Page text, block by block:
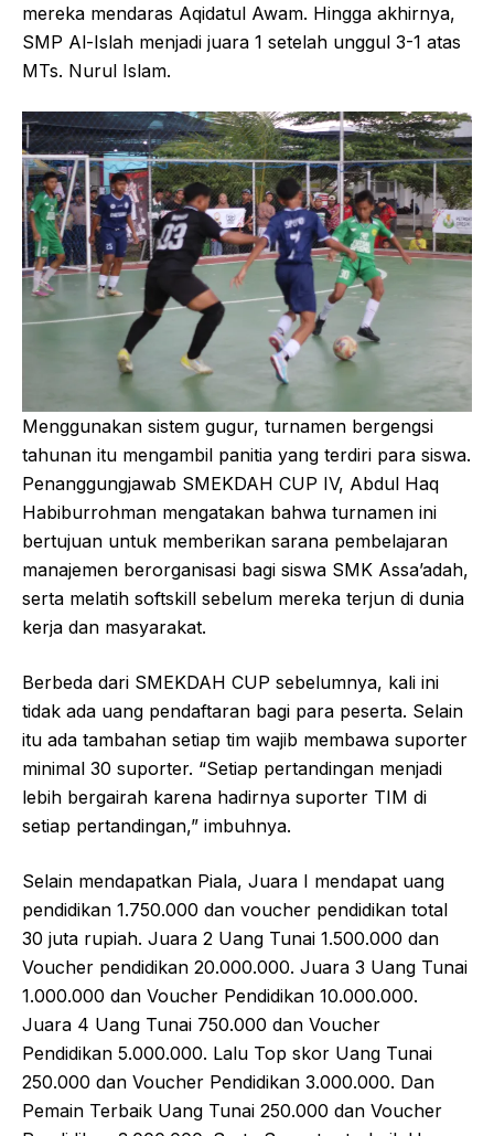
mereka mendaras Aqidatul Awam. Hingga akhirnya,
SMP Al-Islah menjadi juara 1 setelah unggul 3-1 atas
MTs. Nurul Islam.
Menggunakan sistem gugur, turnamen bergengsi
tahunan itu mengambil panitia yang terdiri para siswa.
Penanggungjawab SMEKDAH CUP IV, Abdul Haq
Habiburrohman mengatakan bahwa turnamen ini
bertujuan untuk memberikan sarana pembelajaran
manajemen berorganisasi bagi siswa SMK Assa’adah,
serta melatih softskill sebelum mereka terjun di dunia
kerja dan masyarakat.
Berbeda dari SMEKDAH CUP sebelumnya, kali ini
tidak ada uang pendaftaran bagi para peserta. Selain
itu ada tambahan setiap tim wajib membawa suporter
minimal 30 suporter. “Setiap pertandingan menjadi
lebih bergairah karena hadirnya suporter TIM di
setiap pertandingan,” imbuhnya.
Selain mendapatkan Piala, Juara I mendapat uang
pendidikan 1.750.000 dan voucher pendidikan total
30 juta rupiah. Juara 2 Uang Tunai 1.500.000 dan
Voucher pendidikan 20.000.000. Juara 3 Uang Tunai
1.000.000 dan Voucher Pendidikan 10.000.000.
Juara 4 Uang Tunai 750.000 dan Voucher
Pendidikan 5.000.000. Lalu Top skor Uang Tunai
250.000 dan Voucher Pendidikan 3.000.000. Dan
Pemain Terbaik Uang Tunai 250.000 dan Voucher